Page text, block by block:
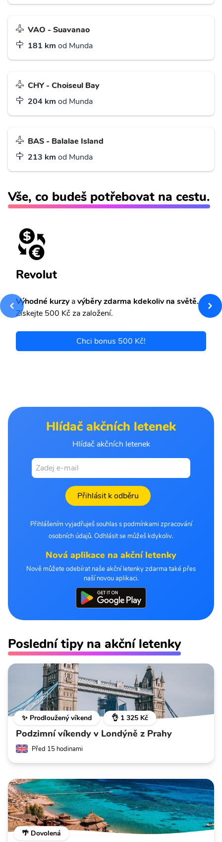
VAO - Suavanao
181 km od Munda
CHY - Choiseul Bay
204 km od Munda
BAS - Balalae Island
213 km od Munda
Vše, co budeš potřebovat na cestu.
Revolut
Výhodné kurzyavýběry zdarma kdekoliv na světě.
Získejte 500 Kč za založení.
Chci bonus 500 Kč!
Hlídač akčních letenek
Hlídač akčních letenek
Přihlásit k odběru
Přihlášením vyjadřuješ souhlas s podmínkami zpracování
osobních údajů. Odhlásit se můžeš kdykoliv.
Nová aplikace na akční letenky
Nově můžete odebírat naše akční letenky zdarma také přes
naší novou aplikaci.
Poslední tipy na akční letenky
✨ Prodloužený víkend 👌 1 325 Kč
Podzimní víkendy v Londýně z Prahy
Před 15 hodinami
🌴 Dovolená